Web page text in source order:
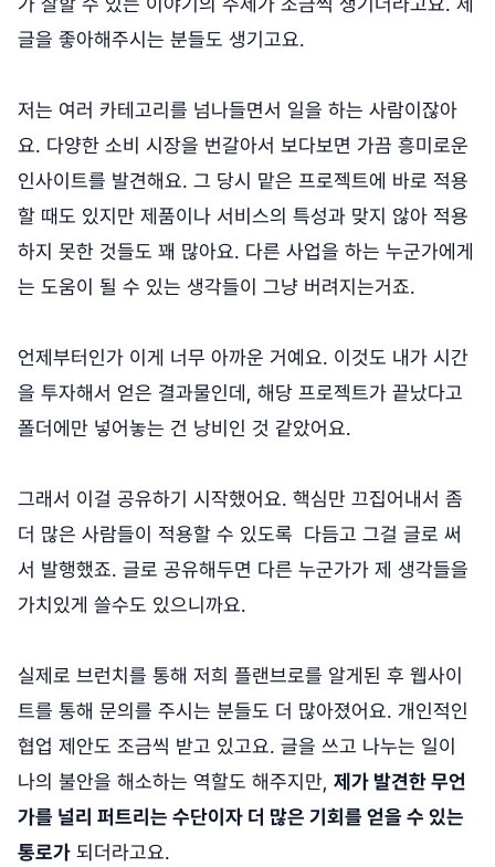
글을 좋아해주시는 분들도 생기고요.
저는 여러 카테고리를 넘나들면서 일을 하는 사람이잖아
요. 다양한 소비 시장을 번갈아서 보다보면 가끔 흥미로운
인사이트를 발견해요. 그 당시 맡은 프로젝트에 바로 적용
할 때도 있지만 제품이나 서비스의 특성과 맞지 않아 적용
하지 못한 것들도 꽤 많아요. 다른 사업을 하는 누군가에게
는 도움이 될 수 있는 생각들이 그냥 버려지는거죠.
언제부터인가 이게 너무 아까운 거예요. 이것도 내가 시간
을 투자해서 얻은 결과물인데, 해당 프로젝트가 끝났다고
폴더에만 넣어놓는 건 낭비인 것 같았어요.
그래서 이걸 공유하기 시작했어요. 핵심만 끄집어내서 좀
더 많은 사람들이 적용할 수 있도록 다듬고 그걸 글로 써
서 발행했죠. 글로 공유해두면 다른 누군가가 제 생각들을
가치있게 쓸수도 있으니까요.
실제로 브런치를 통해 저희 플랜브로를 알게된 후 웹사이
트를 통해 문의를 주시는 분들도 더 많아졌어요. 개인적인
협업 제안도 조금씩 받고 있고요. 글을 쓰고 나누는 일이
나의 불안을 해소하는 역할도 해주지만, 제가 발견한 무언
가를 널리 퍼트리는 수단이자 더 많은 기회를 얻을 수 있는
통로가 되더라고요.